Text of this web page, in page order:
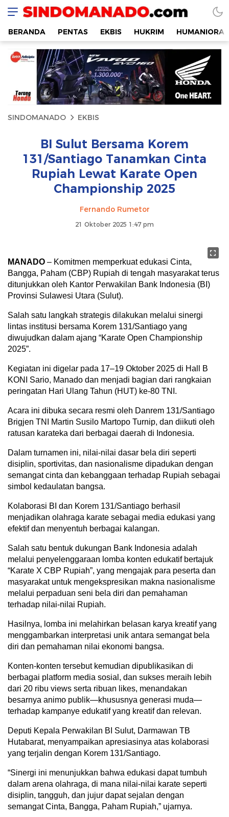
SINDOMANADO
Informatif dan Edukatif
BERANDA PENTAS EKBIS HUKRIM HUMANIORA
SINDOMANADO EKBIS
BI Sulut Bersama Korem
131/Santiago Tanamkan Cinta
Rupiah Lewat Karate Open
Championship 2025
Fernando Rumetor
21 Oktober 2025 1:47 pm
MANADO – Komitmen memperkuat edukasi Cinta,
Bangga, Paham (CBP) Rupiah di tengah masyarakat terus
ditunjukkan oleh Kantor Perwakilan Bank Indonesia (BI)
Provinsi Sulawesi Utara (Sulut).
Salah satu langkah strategis dilakukan melalui sinergi
lintas institusi bersama Korem 131/Santiago yang
diwujudkan dalam ajang “Karate Open Championship
2025”.
Kegiatan ini digelar pada 17–19 Oktober 2025 di Hall B
KONI Sario, Manado dan menjadi bagian dari rangkaian
peringatan Hari Ulang Tahun (HUT) ke-80 TNI.
Acara ini dibuka secara resmi oleh Danrem 131/Santiago
Brigjen TNI Martin Susilo Martopo Turnip, dan diikuti oleh
ratusan karateka dari berbagai daerah di Indonesia.
Dalam turnamen ini, nilai-nilai dasar bela diri seperti
disiplin, sportivitas, dan nasionalisme dipadukan dengan
semangat cinta dan kebanggaan terhadap Rupiah sebagai
simbol kedaulatan bangsa.
Kolaborasi BI dan Korem 131/Santiago berhasil
menjadikan olahraga karate sebagai media edukasi yang
efektif dan menyentuh berbagai kalangan.
Salah satu bentuk dukungan Bank Indonesia adalah
melalui penyelenggaraan lomba konten edukatif bertajuk
“Karate X CBP Rupiah”, yang mengajak para peserta dan
masyarakat untuk mengekspresikan makna nasionalisme
melalui perpaduan seni bela diri dan pemahaman
terhadap nilai-nilai Rupiah.
Hasilnya, lomba ini melahirkan belasan karya kreatif yang
menggambarkan interpretasi unik antara semangat bela
diri dan pemahaman nilai ekonomi bangsa.
Konten-konten tersebut kemudian dipublikasikan di
berbagai platform media sosial, dan sukses meraih lebih
dari 20 ribu views serta ribuan likes, menandakan
besarnya animo publik—khususnya generasi muda—
terhadap kampanye edukatif yang kreatif dan relevan.
Deputi Kepala Perwakilan BI Sulut, Darmawan TB
Hutabarat, menyampaikan apresiasinya atas kolaborasi
yang terjalin dengan Korem 131/Santiago.
“Sinergi ini menunjukkan bahwa edukasi dapat tumbuh
dalam arena olahraga, di mana nilai-nilai karate seperti
disiplin, tangguh, dan jujur dapat sejalan dengan
semangat Cinta, Bangga, Paham Rupiah,” ujarnya.